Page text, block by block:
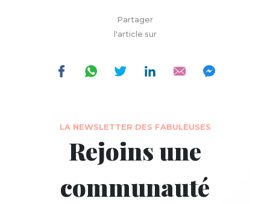
Partager
l'article sur
LA NEWSLETTER DES FABULEUSES
Rejoins une
communauté